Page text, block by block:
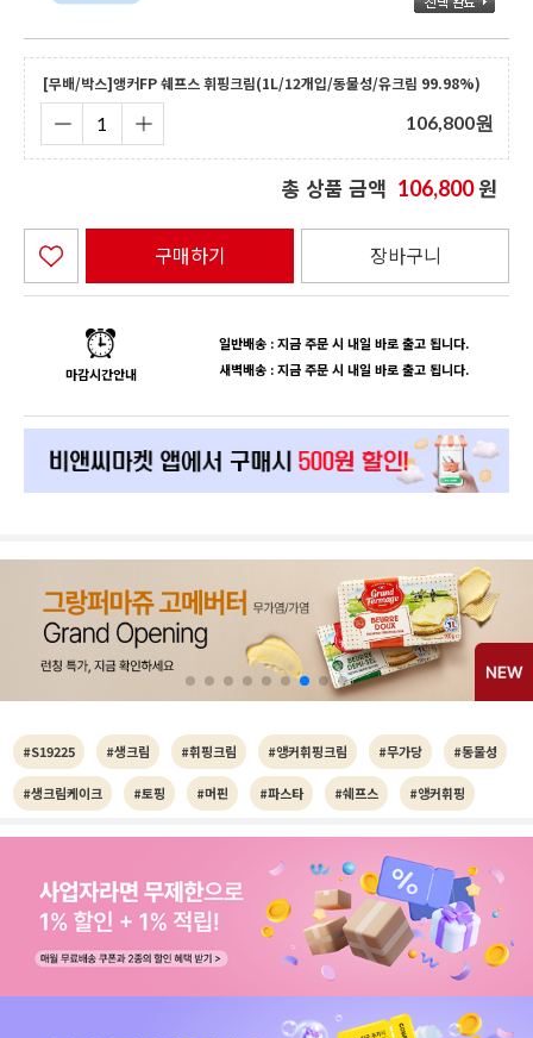
[무배/박스]앵커FP 쉐프스 휘핑크림(1L/12개입/동물성/유크림 99.98%)
106,800원
총 상품 금액 106,800원
구매하기 장바구니
마감시간안내
일반배송 : 지금 주문 시 내일 바로 출고 됩니다.
새벽배송 : 지금 주문 시 내일 바로 출고 됩니다.
#S19225 #생크림 #휘핑크림 #앵커휘핑크림 #무가당 #동물성
#생크림케이크 #토핑 #머핀 #파스타 #쉐프스 #앵커휘핑